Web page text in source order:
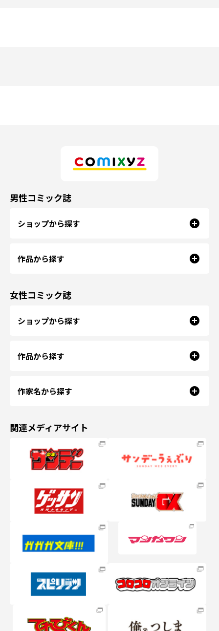
男性コミック誌
ショップから探す
作品から探す
女性コミック誌
ショップから探す
作品から探す
作家名から探す
関連メディアサイト